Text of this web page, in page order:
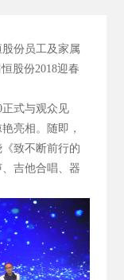
份员工及家属
股份2018迎春
正式与观众见
亮相。随即，
致不断前行的
吉他合唱、器